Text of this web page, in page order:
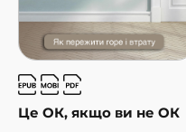
Це ОК, якщо ви не ОК